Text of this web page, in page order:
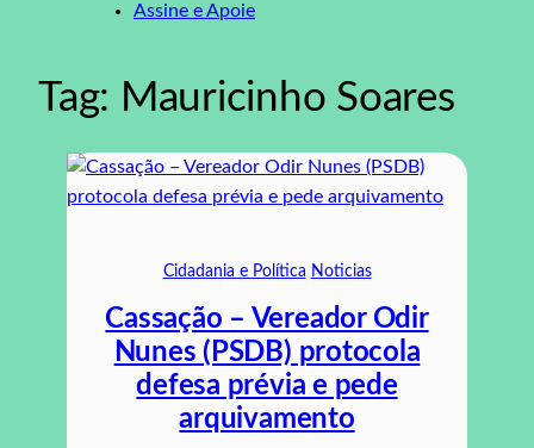
Assine e Apoie
Tag: Mauricinho Soares
Cidadania e Política Noticias
Cassação – Vereador Odir
Nunes (PSDB) protocola
defesa prévia e pede
arquivamento